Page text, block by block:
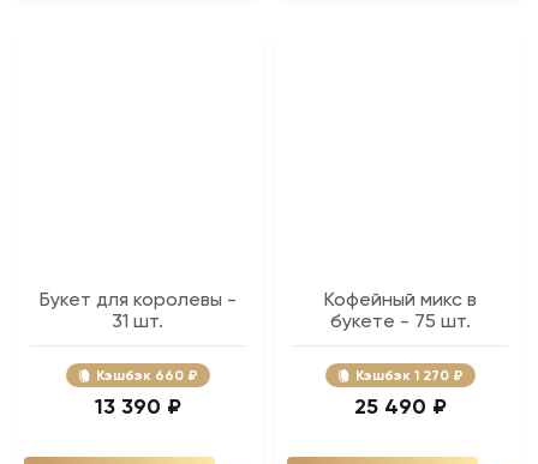
Букет для королевы -
31 шт.
Кэшбэк 660 ₽
13 390 ₽
Кофейный микс в
букете - 75 шт.
Кэшбэк 1 270 ₽
25 490 ₽